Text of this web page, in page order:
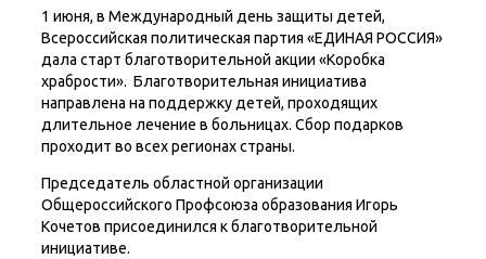
1 июня, в Международный день защиты детей,
Всероссийская политическая партия «ЕДИНАЯ РОССИЯ»
дала старт благотворительной акции «Коробка
храбрости». Благотворительная инициатива
направлена на поддержку детей, проходящих
длительное лечение в больницах. Сбор подарков
проходит во всех регионах страны.
Председатель областной организации
Общероссийского Профсоюза образования Игорь
Кочетов присоединился к благотворительной
инициативе.